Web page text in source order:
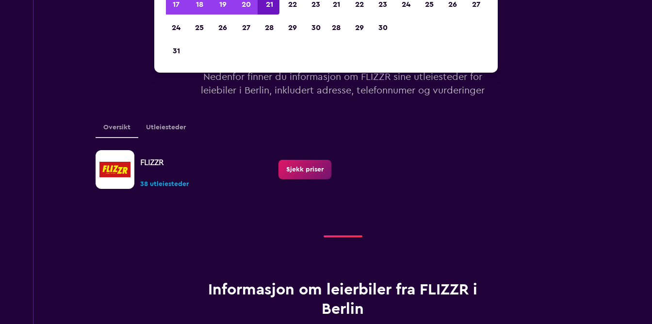
Nedenfor finner du informasjon om FLIZZR sine utleiesteder for
leiebiler i Berlin, inkludert adresse, telefonnumer og vurderinger
Oversikt Utleiesteder
FLIZZR
38 utleiesteder
Sjekk priser
Informasjon om leierbiler fra FLIZZR i
Berlin
17 18 19 20 21 22 23
24 25 26 27 28 29 30
31
21 22 23 24 25 26 27
28 29 30